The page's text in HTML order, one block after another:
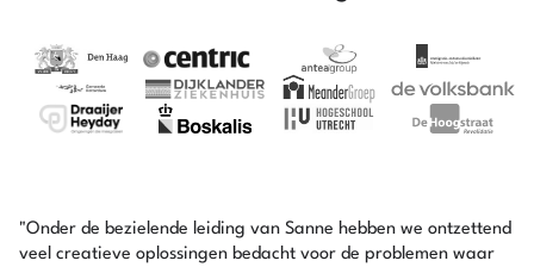
"Onder de bezielende leiding van Sanne hebben we ontzettend
veel creatieve oplossingen bedacht voor de problemen waar